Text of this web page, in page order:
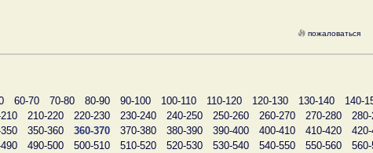
пожаловаться
60-70 70-80 80-90 90-100 100-110 110-120 120-130 130-140
140-
210-220 220-230 230-240 240-250 250-260 260-270 270-280
350-360 360-370 370-380 380-390 390-400 400-410 410-420
490-500 500-510 510-520 520-530 530-540 540-550 550-560